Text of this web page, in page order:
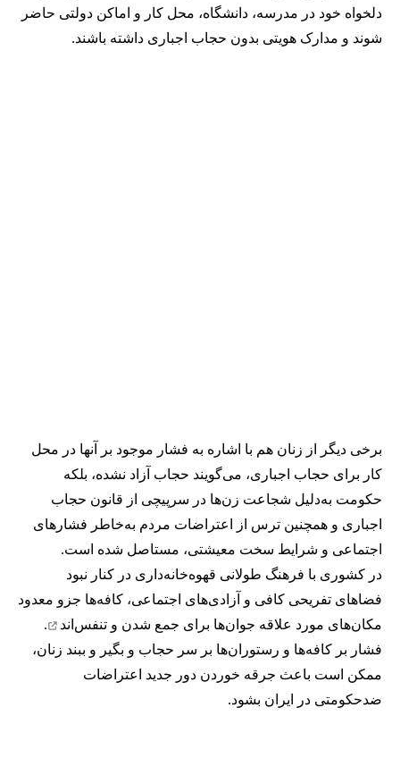
دلخواه خود در مدرسه، دانشگاه، محل کار و اماکن دولتی حاضر
شوند و مدارک هویتی بدون حجاب اجباری داشته باشند.
برخی دیگر از زنان هم با اشاره به فشار موجود بر آنها در محل
کار برای حجاب اجباری، می‌گویند حجاب آزاد نشده، بلکه
حکومت به‌دلیل شجاعت زن‌ها در سرپیچی از قانون حجاب
اجباری و همچنین ترس از اعتراضات مردم به‌خاطر فشارهای
اجتماعی و شرایط سخت معیشتی، مستاصل شده است.
در کشوری با فرهنگ طولانی قهوه‌‌خانه‌داری در کنار نبود
فضاهای تفریحی کافی و آزادی‌های اجتماعی، کافه‌ها جزو معدود
مکان‌های مورد علاقه جوان‌ها برای جمع شدن و تنفس‌اند
.
فشار بر کافه‌ها و رستوران‌ها بر سر حجاب و بگیر و ببند زنان،
ممکن است باعث جرقه خوردن دور جدید اعتراضات
ضدحکومتی در ایران بشود.